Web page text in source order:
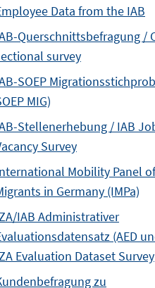
Data from the IAB
Querschnittsbefragung /
survey
SOEP
MIG)
Stellenerhebung / IAB
Survey
Mobility Panel of
in Germany (IMPa)
IAB Administrativer
(AED
Evaluation Dataset Survey
zu